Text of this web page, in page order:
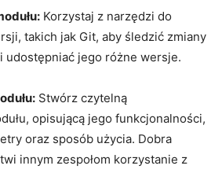
Korzystaj z narzędzi⁤ do
takich⁢ jak Git, aby ‌śledzić zmiany
udostępniać ⁢jego ‍różne wersje.
Stwórz czytelną
opisującą jego​ funkcjonalności,
oraz sposób użycia.‌ Dobra
innym zespołom korzystanie z